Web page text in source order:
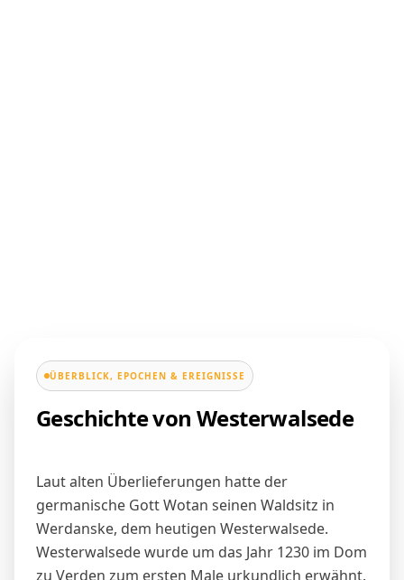
ÜBERBLICK, EPOCHEN & EREIGNISSE
Geschichte von Westerwalsede
Laut alten Überlieferungen hatte der
germanische Gott Wotan seinen Waldsitz in
Werdanske, dem heutigen Westerwalsede.
Westerwalsede wurde um das Jahr 1230 im Dom
zu Verden zum ersten Male urkundlich erwähnt.